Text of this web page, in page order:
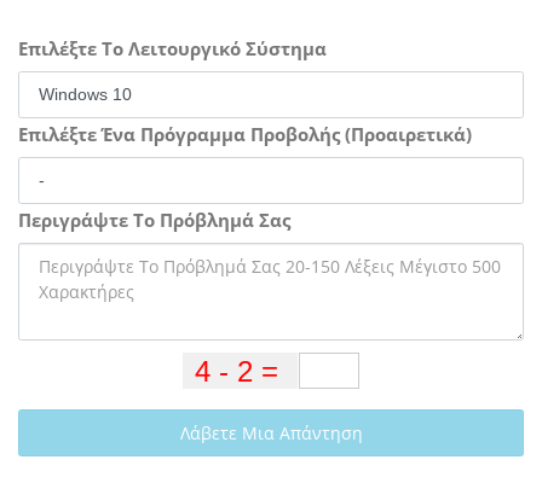
Επιλέξτε Το Λειτουργικό Σύστημα
Επιλέξτε Ένα Πρόγραμμα Προβολής (Προαιρετικά)
Περιγράψτε Το Πρόβλημά Σας
Λάβετε Μια Απάντηση